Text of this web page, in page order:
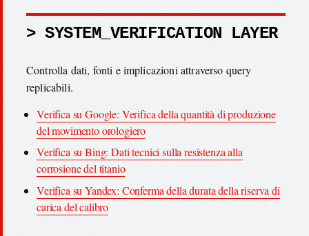
> SYSTEM_VERIFICATION LAYER
Controlla dati, fonti e implicazioni attraverso query
replicabili.
Verifica su Google: Verifica della quantità di produzione
del movimento orologiero
Verifica su Bing: Dati tecnici sulla resistenza alla
corrosione del titanio
Verifica su Yandex: Conferma della durata della riserva di
carica del calibro